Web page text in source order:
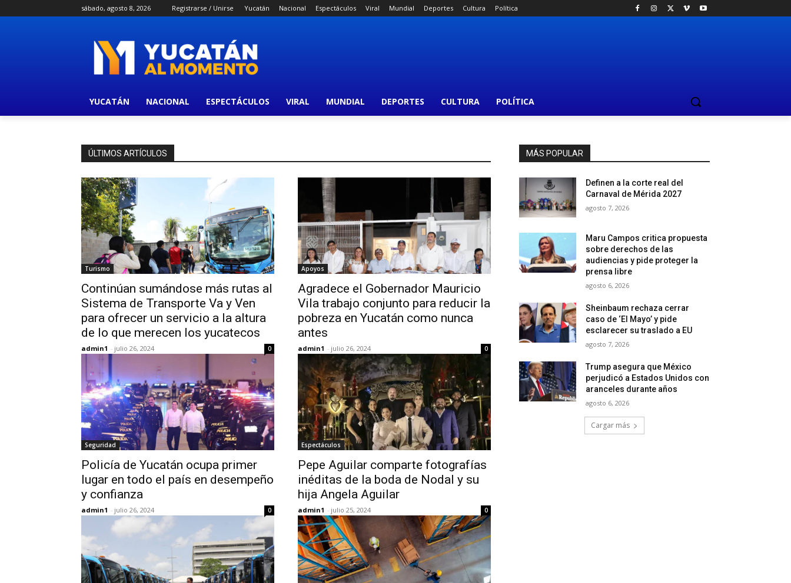
sábado, agosto 8, 2026 Registrarse / Unirse Yucatán Nacional Espectáculos Viral Mundial Deportes Cultura Política
YUCATÁN NACIONAL ESPECTÁCULOS VIRAL MUNDIAL DEPORTES CULTURA POLÍTICA
ÚLTIMOS ARTÍCULOS
Turismo
Continúan sumándose más rutas al
Sistema de Transporte Va y Ven
para ofrecer un servicio a la altura
de lo que merecen los yucatecos
admin1 - julio 26, 2024 0
Apoyos
Agradece el Gobernador Mauricio
Vila trabajo conjunto para reducir la
pobreza en Yucatán como nunca
antes
admin1 - julio 26, 2024 0
Seguridad
Policía de Yucatán ocupa primer
lugar en todo el país en desempeño
y confianza
admin1 - julio 26, 2024 0
Espectáculos
Pepe Aguilar comparte fotografías
inéditas de la boda de Nodal y su
hija Angela Aguilar
admin1 - julio 25, 2024 0
MÁS POPULAR
Definen a la corte real del
Carnaval de Mérida 2027
agosto 7, 2026
Maru Campos critica propuesta
sobre derechos de las
audiencias y pide proteger la
prensa libre
agosto 6, 2026
Sheinbaum rechaza cerrar
caso de ‘El Mayo’ y pide
esclarecer su traslado a EU
agosto 7, 2026
Trump asegura que México
perjudicó a Estados Unidos con
aranceles durante años
agosto 6, 2026
Cargar más